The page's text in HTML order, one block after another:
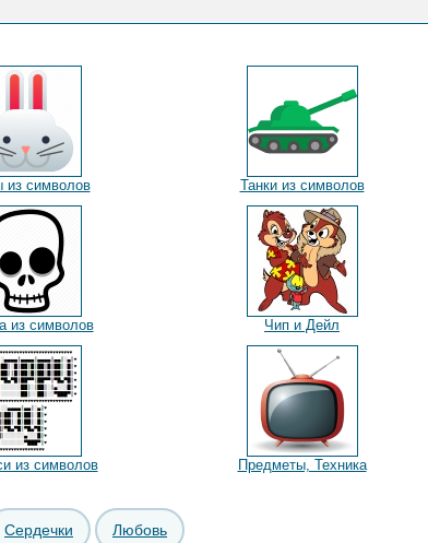
из символов Танки из символов
из символов Чип и Дейл
из символов Предметы, Техника
Сердечки Любовь